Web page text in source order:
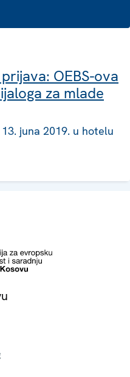
OEBS-ova
za mlade
juna 2019. u hotelu